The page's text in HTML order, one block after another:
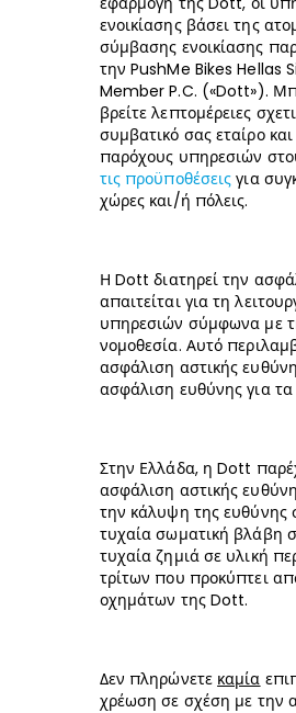
ενοικίασης βάσει της
σύμβασης ενοικίασης
την PushMe Bikes Hellas
Member P.C. («Dott»).
βρείτε λεπτομέρειες
συμβατικό σας εταίρο
παρόχους υπηρεσιών
τις προϋποθέσεις για
χώρες και/ή πόλεις.
Η Dott διατηρεί την
απαιτείται για τη
υπηρεσιών σύμφωνα με
νομοθεσία. Αυτό
ασφάλιση αστικής
ασφάλιση ευθύνης για τα
Στην Ελλάδα, η Dott
ασφάλιση αστικής
την κάλυψη της ευθύνης
τυχαία σωματική βλάβη
τυχαία ζημιά σε υλική
τρίτων που προκύπτει
οχημάτων της Dott.
Δεν πληρώνετε καμία
χρέωση σε σχέση με την